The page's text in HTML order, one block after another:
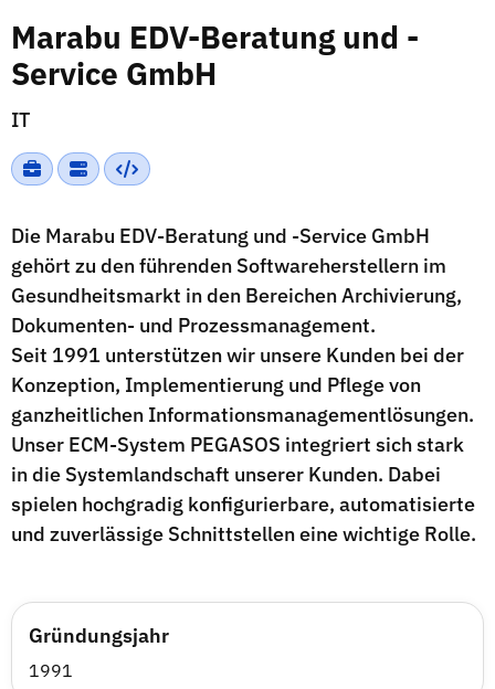
Marabu EDV-Beratung und -
Service GmbH
IT
Die Marabu EDV-Beratung und -Service GmbH
gehört zu den führenden Softwareherstellern im
Gesundheitsmarkt in den Bereichen Archivierung,
Dokumenten- und Prozessmanagement.
Seit 1991 unterstützen wir unsere Kunden bei der
Konzeption, Implementierung und Pflege von
ganzheitlichen Informationsmanagementlösungen.
Unser ECM-System PEGASOS integriert sich stark
in die Systemlandschaft unserer Kunden. Dabei
spielen hochgradig konfigurierbare, automatisierte
und zuverlässige Schnittstellen eine wichtige Rolle.
Gründungsjahr
1991